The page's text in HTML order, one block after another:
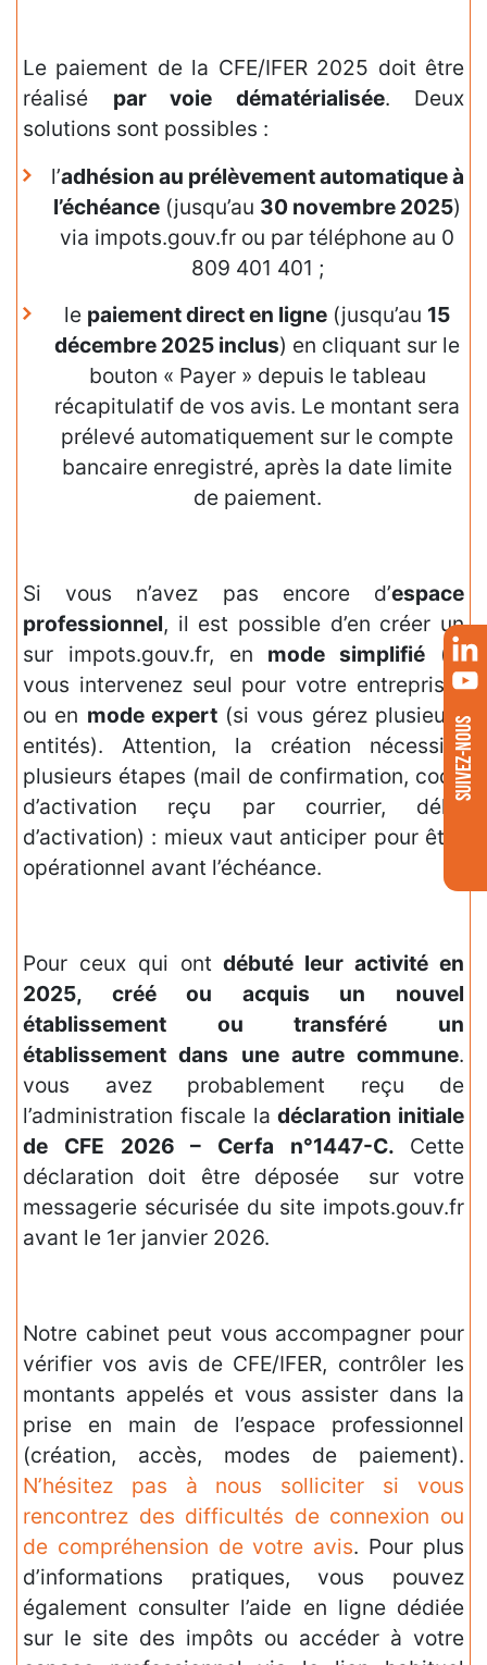
Le paiement de la CFE/IFER 2025 doit être
réalisé par voie dématérialisée. Deux
solutions sont possibles :
l’adhésion au prélèvement automatique à
l’échéance (jusqu’au 30 novembre 2025)
via impots.gouv.fr ou par téléphone au 0
809 401 401 ;
le paiement direct en ligne (jusqu’au 15
décembre 2025 inclus) en cliquant sur le
bouton « Payer » depuis le tableau
récapitulatif de vos avis. Le montant sera
prélevé automatiquement sur le compte
bancaire enregistré, après la date limite
de paiement.
Si vous n’avez pas encore d’espace
professionnel, il est possible d’en créer un
sur impots.gouv.fr, en mode simplifié (si
vous intervenez seul pour votre entreprise)
ou en mode expert(si vous gérez plusieurs
entités). Attention, la création nécessite
plusieurs étapes (mail de confirmation, code
d’activation reçu par courrier, délai
d’activation) : mieux vaut anticiper pour être
opérationnel avant l’échéance.
Pour ceux qui ontdébuté leur activité en
2025, créé ou acquis un nouvel
établissement ou transféré un
établissement dans une autre commune.
vous avez probablement reçu de
l’administration fiscale ladéclaration initiale
de CFE 2026 – Cerfa n°1447-C. Cette
déclaration doit être déposée sur votre
messagerie sécurisée du site impots.gouv.fr
avant le 1er janvier 2026.
Notre cabinet peut vous accompagner pour
vérifier vos avis de CFE/IFER, contrôler les
montants appelés et vous assister dans la
prise en main de l’espace professionnel
(création, accès, modes de paiement).
N’hésitez pas à nous solliciter si vous
rencontrez des difficultés de connexion ou
de compréhension de votre avis. Pour plus
d’informations pratiques, vous pouvez
également consulter l’aide en ligne dédiée
sur le site des impôts ou accéder à votre
SUIVEZ-NOUS